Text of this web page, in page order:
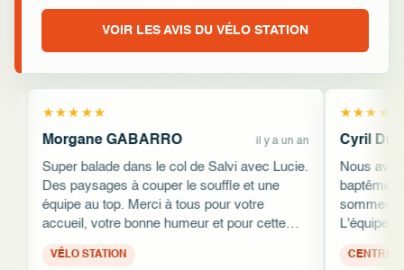
VOIR LES AVIS DU VÉLO STATION
il y a un an
Salvi avec Lucie.
souffle et une
pour votre
et pour cette
Merci !
Cyril Duverbecq Modifié il y a 8
Nous avons récemment participé à un
baptême de plongée en famille et nous
sommes enchantés de notre expérience.
L'équipe, composée de professionnels
attentifs, a su s'adapter aux besoins de
chaque participant. Leur approche